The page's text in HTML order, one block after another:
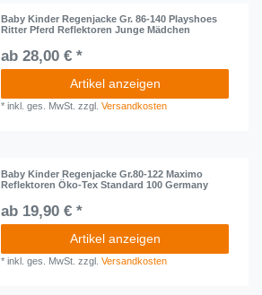
Baby Kinder Regenjacke Gr. 86-140 Playshoes
Ritter Pferd Reflektoren Junge Mädchen
ab 28,00 € *
Artikel anzeigen
*inkl. ges. MwSt. zzgl.Versandkosten
Baby Kinder Regenjacke Gr.80-122 Maximo
Reflektoren Öko-Tex Standard 100 Germany
ab 19,90 € *
Artikel anzeigen
*inkl. ges. MwSt. zzgl.Versandkosten